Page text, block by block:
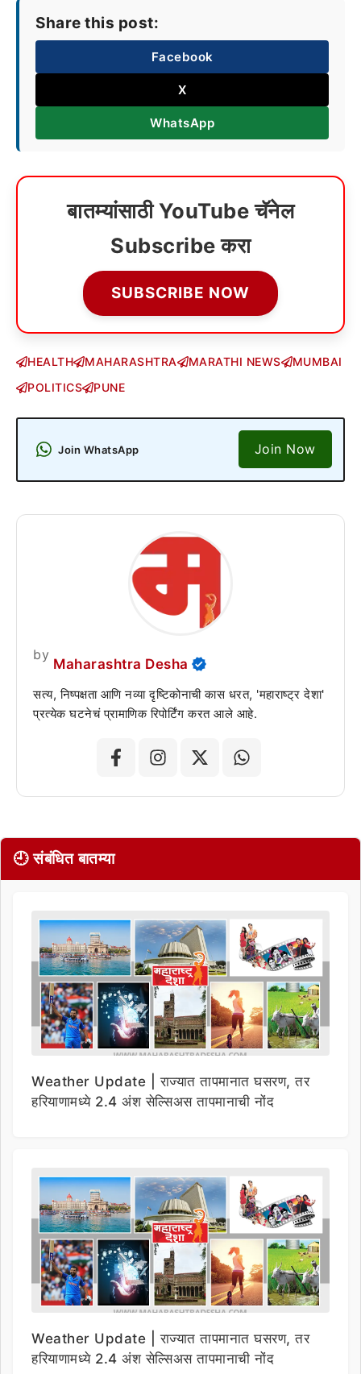
Share this post:
Facebook
X
WhatsApp
बातम्यांसाठी YouTube चॅनेल
Subscribe करा
SUBSCRIBE NOW
HEALTH MAHARASHTRA MARATHI NEWS
MUMBAI
POLITICS
PUNE
Join WhatsApp Join Now
by
Maharashtra Desha
सत्य, निष्पक्षता आणि नव्या दृष्टिकोनाची कास धरत, 'महाराष्ट्र देशा'
प्रत्येक घटनेचं प्रामाणिक रिपोर्टिंग करत आले आहे.
🕘 संबंधित बातम्या
Weather Update | राज्यात तापमानात घसरण, तर
हरियाणामध्ये 2.4 अंश सेल्सिअस तापमानाची नोंद
Weather Update | राज्यात तापमानात घसरण, तर
हरियाणामध्ये 2.4 अंश सेल्सिअस तापमानाची नोंद